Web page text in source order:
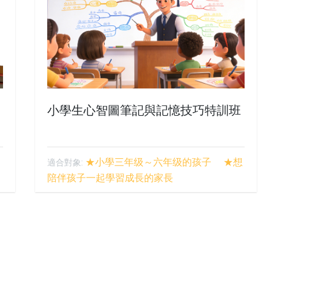
小學生心智圖筆記與記憶技巧特訓班
適合對象: ★小學三年级～六年级的孩子 ★想
陪伴孩子一起學習成長的家長